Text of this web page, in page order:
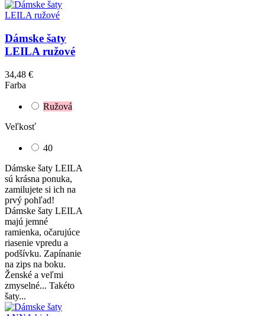
Dámske šaty
LEILA ružové
34,48 €
Farba
Ružová
Veľkosť
40
Dámske šaty LEILA
sú krásna ponuka,
zamilujete si ich na
prvý pohľad!
Dámske šaty LEILA
majú jemné
ramienka, očarujúce
riasenie vpredu a
podšívku. Zapínanie
na zips na boku.
Ženské a veľmi
zmyselné... Takéto
šaty...